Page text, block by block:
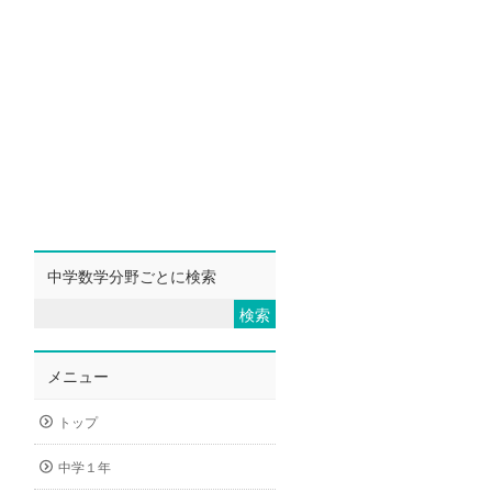
中学数学分野ごとに検索
メニュー
トップ
中学１年